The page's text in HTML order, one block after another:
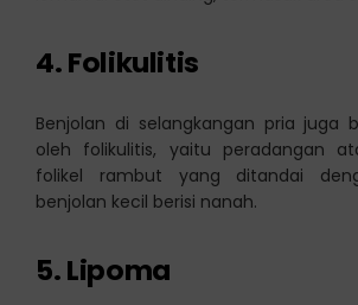
4. Folikulitis
Benjolan di selangkangan pria juga
oleh folikulitis, yaitu peradangan
folikel rambut yang ditandai
benjolan kecil berisi nanah.
5. Lipoma